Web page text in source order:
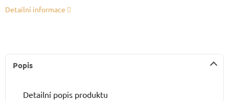
Detailní informace
Popis
Detailní popis produktu